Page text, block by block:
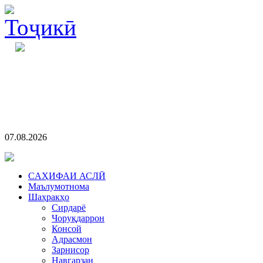
07.08.2026
CАҲИФАИ АСЛӢ
Маълумотнома
Шаҳракҳо
Сирдарё
Чоруқдаррон
Консой
Адрасмон
Зарнисор
Навгарзан